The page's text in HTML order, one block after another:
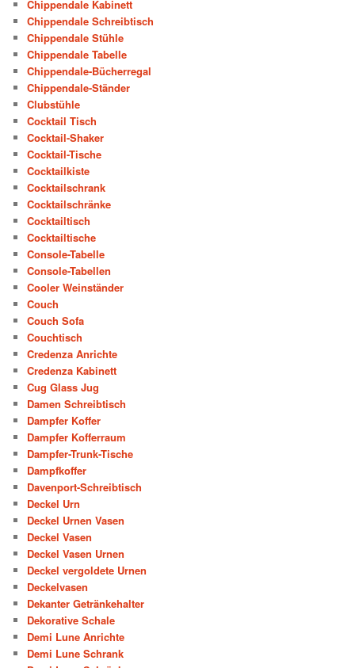
Chippendale Kabinett
Chippendale Schreibtisch
Chippendale Stühle
Chippendale Tabelle
Chippendale-Bücherregal
Chippendale-Ständer
Clubstühle
Cocktail Tisch
Cocktail-Shaker
Cocktail-Tische
Cocktailkiste
Cocktailschrank
Cocktailschränke
Cocktailtisch
Cocktailtische
Console-Tabelle
Console-Tabellen
Cooler Weinständer
Couch
Couch Sofa
Couchtisch
Credenza Anrichte
Credenza Kabinett
Cug Glass Jug
Damen Schreibtisch
Dampfer Koffer
Dampfer Kofferraum
Dampfer-Trunk-Tische
Dampfkoffer
Davenport-Schreibtisch
Deckel Urn
Deckel Urnen Vasen
Deckel Vasen
Deckel Vasen Urnen
Deckel vergoldete Urnen
Deckelvasen
Dekanter Getränkehalter
Dekorative Schale
Demi Lune Anrichte
Demi Lune Schrank